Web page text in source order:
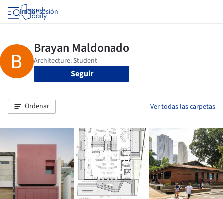
Iniciar sesión
Seguir
Ordenar Ver todas las carpetas